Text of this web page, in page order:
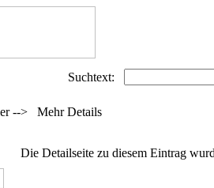
Suchtext:
--> Mehr Details
Die Detailseite zu diesem Eintrag